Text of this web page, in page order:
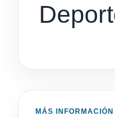
MÁS INFORMACIÓN